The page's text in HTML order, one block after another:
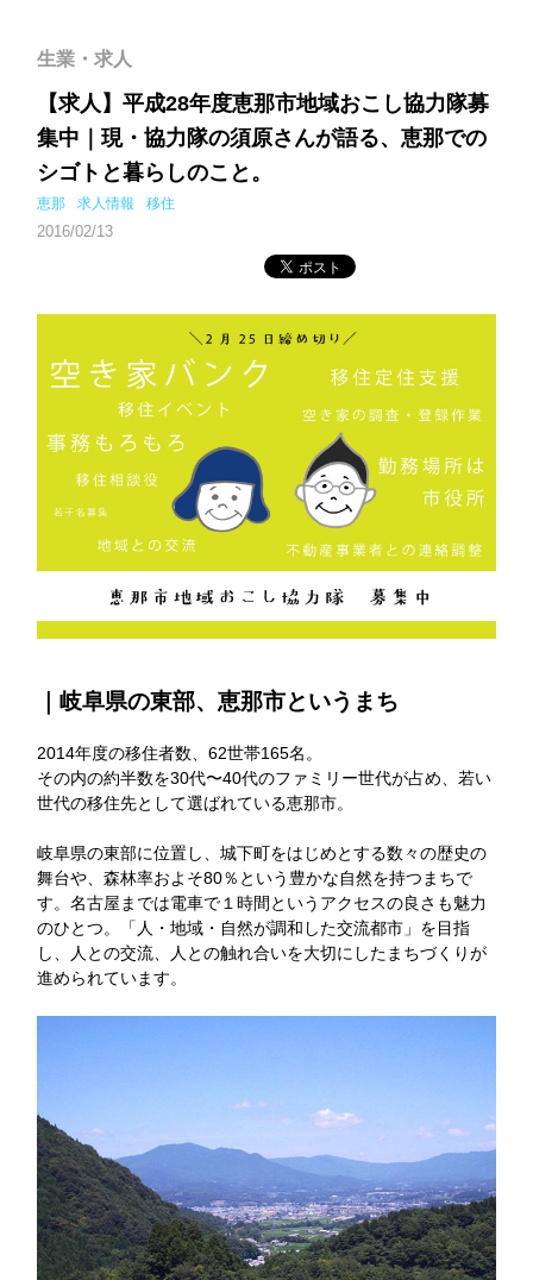
生業・求人
【求人】平成28年度恵那市地域おこし協力隊募
集中｜現・協力隊の須原さんが語る、恵那での
シゴトと暮らしのこと。
恵那 求人情報 移住
2016/02/13
｜岐阜県の東部、恵那市というまち
2014年度の移住者数、62世帯165名。
その内の約半数を30代〜40代のファミリー世代が占め、若い
世代の移住先として選ばれている恵那市。
岐阜県の東部に位置し、城下町をはじめとする数々の歴史の
舞台や、森林率およそ80％という豊かな自然を持つまちで
す。名古屋までは電車で１時間というアクセスの良さも魅力
のひとつ。「人・地域・自然が調和した交流都市」を目指
し、人との交流、人との触れ合いを大切にしたまちづくりが
進められています。